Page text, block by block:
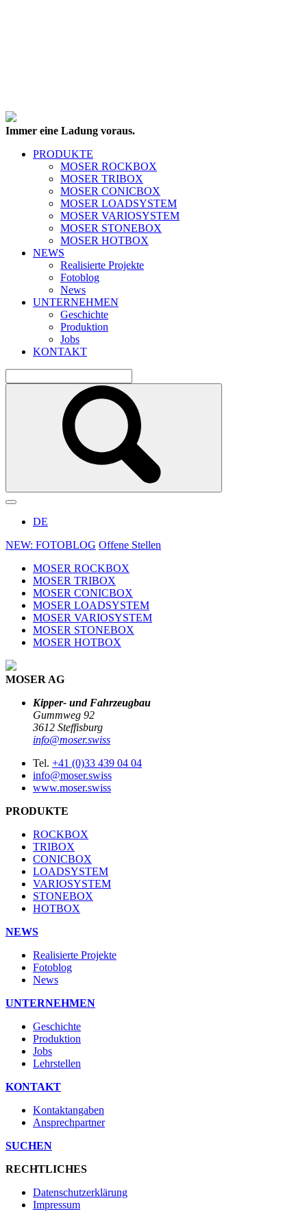
Immer eine Ladung voraus.
PRODUKTE
MOSER ROCKBOX
MOSER TRIBOX
MOSER CONICBOX
MOSER LOADSYSTEM
MOSER VARIOSYSTEM
MOSER STONEBOX
MOSER HOTBOX
NEWS
Realisierte Projekte
Fotoblog
News
UNTERNEHMEN
Geschichte
Produktion
Jobs
KONTAKT
DE
NEW: FOTOBLOG Offene Stellen
MOSER ROCKBOX
MOSER TRIBOX
MOSER CONICBOX
MOSER LOADSYSTEM
MOSER VARIOSYSTEM
MOSER STONEBOX
MOSER HOTBOX
MOSER AG
Kipper- und Fahrzeugbau
Gummweg 92
3612 Steffisburg
info@moser.swiss
Tel. +41 (0)33 439 04 04
info@moser.swiss
www.moser.swiss
PRODUKTE
ROCKBOX
TRIBOX
CONICBOX
LOADSYSTEM
VARIOSYSTEM
STONEBOX
HOTBOX
NEWS
Realisierte Projekte
Fotoblog
News
UNTERNEHMEN
Geschichte
Produktion
Jobs
Lehrstellen
KONTAKT
Kontaktangaben
Ansprechpartner
SUCHEN
RECHTLICHES
Datenschutzerklärung
Impressum